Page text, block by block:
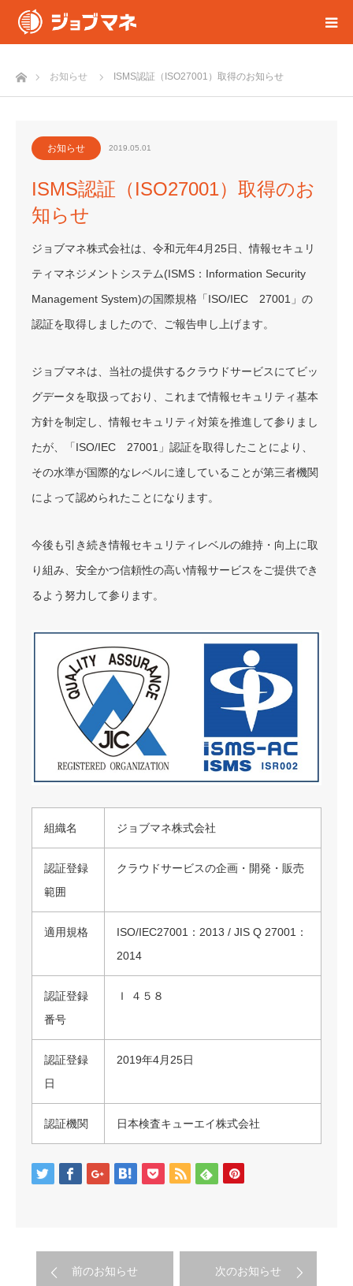
ホームお知らせ ISMS認証（ISO27001）取得のお知らせ
お知らせ 2019.05.01
ISMS認証（ISO27001）取得のお
知らせ
ジョブマネ株式会社は、令和元年4月25日、情報セキュリ
ティマネジメントシステム(ISMS：Information Security
Management System)の国際規格「ISO/IEC 27001」の
認証を取得しましたので、ご報告申し上げます。
ジョブマネは、当社の提供するクラウドサービスにてビッ
グデータを取扱っており、これまで情報セキュリティ基本
方針を制定し、情報セキュリティ対策を推進して参りまし
たが、「ISO/IEC 27001」認証を取得したことにより、
その水準が国際的なレベルに達していることが第三者機関
によって認められたことになります。
今後も引き続き情報セキュリティレベルの維持・向上に取
り組み、安全かつ信頼性の高い情報サービスをご提供でき
るよう努力して参ります。
組織名 ジョブマネ株式会社
認証登録
範囲
クラウドサービスの企画・開発・販売
適用規格
ISO/IEC27001：2013 / JIS Q 27001：
2014
認証登録
番号
Ｉ ４５８
認証登録
日
2019年4月25日
認証機関 日本検査キューエイ株式会社
前のお知らせ 次のお知らせ